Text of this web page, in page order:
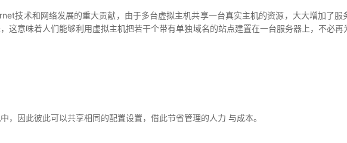
术和网络发展的重大贡献，由于多台虚拟主机共享一台真实主机的资源，大大增加了服
这意味着人们能够利用虚拟主机把若干个带有单独域名的站点建置在一台服务器上，不必
因此彼此可以共享相同的配置设置，借此节省管理的人力 与成本。